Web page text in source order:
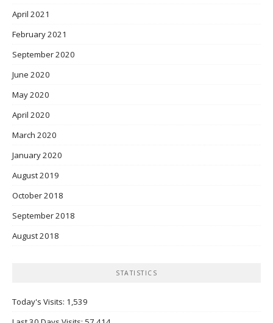
April 2021
February 2021
September 2020
June 2020
May 2020
April 2020
March 2020
January 2020
August 2019
October 2018
September 2018
August 2018
STATISTICS
Today's Visits: 1,539